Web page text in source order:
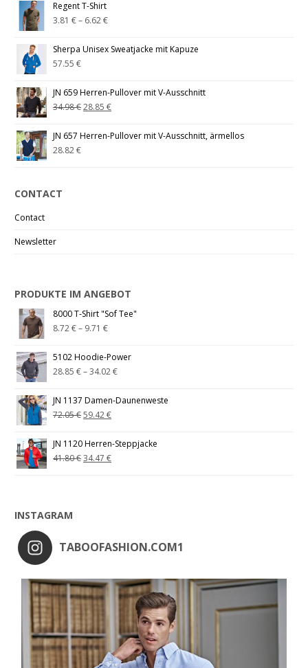
Regent T-Shirt
3.81€– 6.62€
Sherpa Unisex Sweatjacke mit Kapuze
57.55€
JN 659 Herren-Pullover mit V-Ausschnitt
34.98€28.85€
JN 657 Herren-Pullover mit V-Ausschnitt, ärmellos
28.82€
CONTACT
Contact
Newsletter
PRODUKTE IM ANGEBOT
8000 T-Shirt "Sof Tee"
8.72€– 9.71€
5102 Hoodie-Power
28.85€–34.02€
JN 1137 Damen-Daunenweste
72.05€59.42€
JN 1120 Herren-Steppjacke
41.80€34.47€
INSTAGRAM
TABOOFASHION.COM1